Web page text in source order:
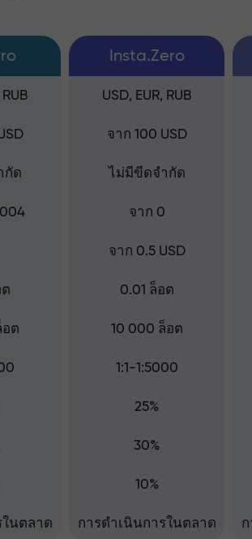
กัด
ต
อต
ในตลาด
Insta.Zero
USD, EUR, RUB
จาก 100 USD
ไม่มีขีดจำกัด
จาก 0
จาก 0.5 USD
0.01 ล็อต
10 000 ล็อต
1:1-1:5000
25%
30%
10%
การดำเนินการในตลาด